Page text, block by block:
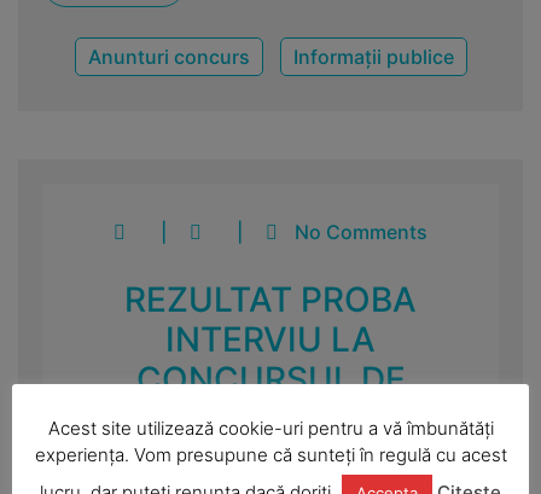
Anunturi concurs Informații publice
No Comments
REZULTAT PROBA
INTERVIU LA
CONCURSUL DE
RECRUTARE CONSILIER,
CLASA I, GRAD
Acest site utilizează cookie-uri pentru a vă îmbunătăți
experiența. Vom presupune că sunteți în regulă cu acest